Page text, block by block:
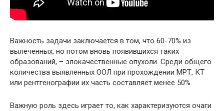
Важность задачи заключается в том, что 60-70% из
вылеченных, но потом вновь появившихся таких
образований, – злокачественные опухоли. Среди общего
количества выявленных ООЛ при прохождении МРТ, КТ
или рентгенографии их часть составляет менее 50%.
Важную роль здесь играет то, как характеризуются очаги